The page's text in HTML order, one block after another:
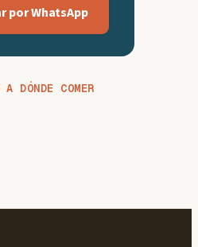
por WhatsApp
DÓNDE COMER